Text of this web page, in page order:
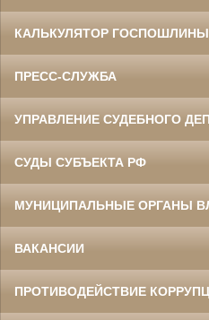
КАЛЬКУЛЯТОР ГОСПОШЛИНЫ
ПРЕСС-СЛУЖБА
УПРАВЛЕНИЕ СУДЕБНОГО
СУДЫ СУБЪЕКТА РФ
МУНИЦИПАЛЬНЫЕ ОРГАНЫ
ВАКАНСИИ
ПРОТИВОДЕЙСТВИЕ